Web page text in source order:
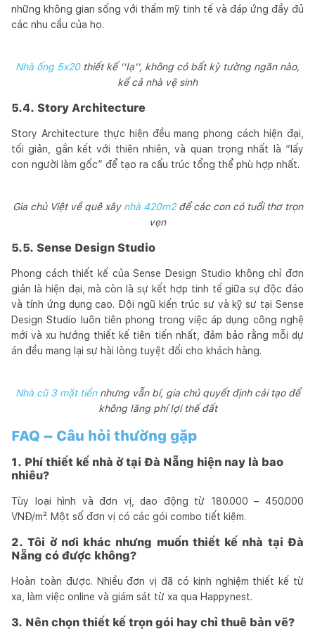
những không gian sống với thẩm mỹ tinh tế và đáp ứng đầy đủ
các nhu cầu của họ.
Nhà ống 5x20thiết kế ''lạ'', không có bất kỳ tường ngăn nào,
kể cả nhà vệ sinh
5.4. Story Architecture
Story Architecture thực hiện đều mang phong cách hiện đại,
tối giản, gắn kết với thiên nhiên, và quan trọng nhất là “lấy
con người làm gốc” để tạo ra cấu trúc tổng thể phù hợp nhất.
Gia chủ Việt về quê xây nhà 420m2để các con có tuổi thơ trọn
vẹn
5.5. Sense Design Studio
Phong cách thiết kế của Sense Design Studio không chỉ đơn
giản là hiện đại, mà còn là sự kết hợp tinh tế giữa sự độc đáo
và tính ứng dụng cao. Đội ngũ kiến trúc sư và kỹ sư tại Sense
Design Studio luôn tiên phong trong việc áp dụng công nghệ
mới và xu hướng thiết kế tiên tiến nhất, đảm bảo rằng mỗi dự
án đều mang lại sự hài lòng tuyệt đối cho khách hàng.
Nhà cũ 3 mặt tiềnnhưng vẫn bí, gia chủ quyết định cải tạo để
không lãng phí lợi thế đất
FAQ – Câu hỏi thường gặp
1. Phí thiết kế nhà ở tại Đà Nẵng hiện nay là bao
nhiêu?
Tùy loại hình và đơn vị, dao động từ 180.000 – 450.000
VNĐ/m². Một số đơn vị có các gói combo tiết kiệm.
2. Tôi ở nơi khác nhưng muốn thiết kế nhà tại Đà
Nẵng có được không?
Hoàn toàn được. Nhiều đơn vị đã có kinh nghiệm thiết kế từ
xa, làm việc online và giám sát từ xa qua Happynest.
3. Nên chọn thiết kế trọn gói hay chỉ thuê bản vẽ?